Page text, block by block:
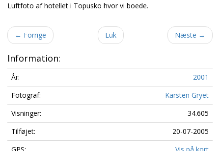
Luftfoto af hotellet i Topusko hvor vi boede.
← Forrige Luk Næste →
Information:
År:
2001
Fotograf:
Karsten Gryet
Visninger:
34.605
Tilføjet:
20-07-2005
GPS:
Vis på kort